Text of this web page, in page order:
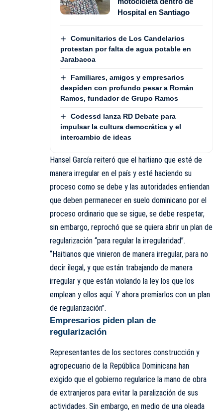
Hospital en Santiago
Comunitarios de Los Candelarios
protestan por falta de agua potable en
Jarabacoa
Familiares, amigos y empresarios
despiden con profundo pesar a Román
Ramos, fundador de Grupo Ramos
Codessd lanza RD Debate para
impulsar la cultura democrática y el
intercambio de ideas
Hansel García reiteró que el haitiano que esté de
manera irregular en el país y esté haciendo su
proceso como se debe y las autoridades entiendan
que deben permanecer en suelo dominicano por el
proceso ordinario que se sigue, se debe respetar,
sin embargo, reprochó que se quiera abrir un plan de
regularización “para regular la irregularidad”.
“Haitianos que vinieron de manera irregular, para no
decir ilegal, y que están trabajando de manera
irregular y que están violando la ley los que los
emplean y ellos aquí. Y ahora premiarlos con un plan
de regularización”.
Empresarios piden plan de
regularización
Representantes de los sectores construcción y
agropecuario de la República Dominicana han
exigido que el gobierno regularice la mano de obra
de extranjeros para evitar la paralización de sus
actividades. Sin embargo, en medio de una oleada